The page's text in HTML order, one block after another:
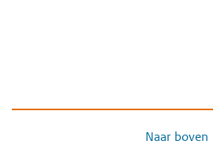
Naar boven